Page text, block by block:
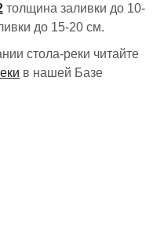
толщина заливки до 10-
до 15-20 см.
стола-реки читайте
в нашей Базе